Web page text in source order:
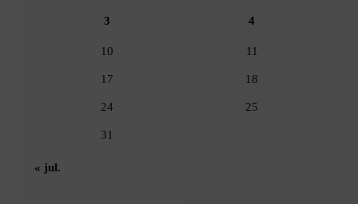
3 4
10 11
17 18
24 25
31
« jul.